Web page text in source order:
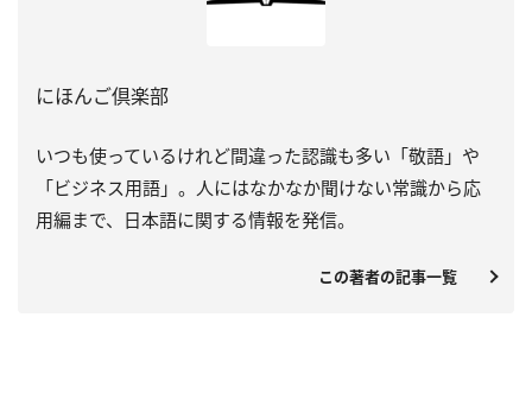
にほんご倶楽部
いつも使っているけれど間違った認識も多い「敬語」や
「ビジネス用語」。人にはなかなか聞けない常識から応
用編まで、日本語に関する情報を発信。
この著者の記事一覧